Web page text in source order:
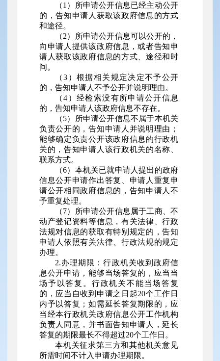
（1）所申请公开信息已经主动公开
的，告知申请人获取该政府信息的方式
和途径。
（2）所申请公开信息可以公开的，
向申请人提供该政府信息，或者告知申
请人获取该政府信息的方式、途径和时
间。
（3）根据相关规定决定不予公开
的，告知申请人不予公开并说明理由。
（4）经检索没有所申请公开信息
的，告知申请人该政府信息不存在。
（5）所申请公开信息不属于本机关
负责公开的，告知申请人并说明理由；
能够确定负责公开该政府信息的行政机
关的，告知申请人该行政机关的名称、
联系方式。
（6）本机关已就申请人提出的政府
信息公开申请作出答复、申请人重复申
请公开相同政府信息的，告知申请人不
予重复处理。
（7）所申请公开信息属于工商、不
动产登记资料等信息，有关法律、行政
法规对信息的获取有特别规定的，告知
申请人依照有关法律、行政法规的规定
办理。
2.办理期限：行政机关收到政府信
息公开申请，能够当场答复的，应当当
场予以答复。行政机关不能当场答复
的，应当自收到申请之日起20个工作日
内予以答复；如需延长答复期限的，应
当经本行政机关政府信息公开工作机构
负责人同意，并书面告知申请人，延长
答复的期限最长不得超过20个工作日。
本机关征求第三方和其他机关意见
所需时间不计入申请办理期限。